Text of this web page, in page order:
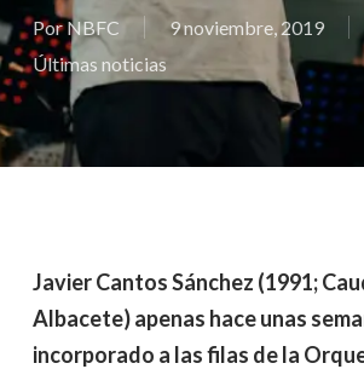
PorNBFC 9 noviembre, 2019
Últimas noticias
Javier Cantos Sánchez (1991;
Albacete) apenas hace unas
incorporado a las filas de la